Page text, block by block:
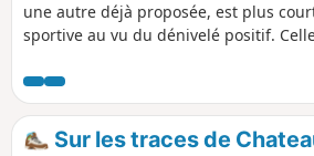
une autre déjà proposée, est plus
sportive au vu du dénivelé positif.
a comme particularité d'être 100%
à l’exception d'une traversée de route.
Sur les traces de